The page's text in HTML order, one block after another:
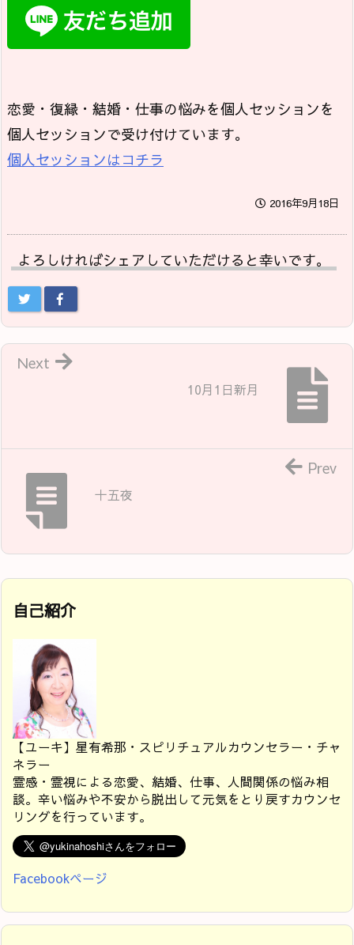
恋愛・復縁・結婚・仕事の悩みを個人セッションを
個人セッションで受け付けています。
個人セッションはコチラ
2016年9月18日
よろしければシェアしていただけると幸いです。
10月1日新月
Next
十五夜
Prev
自己紹介
【ユーキ】星有希那・スピリチュアルカウンセラー・チャ
ネラー
霊感・霊視による恋愛、結婚、仕事、人間関係の悩み相
談。辛い悩みや不安から脱出して元気をとり戻すカウンセ
リングを行っています。
Facebookページ